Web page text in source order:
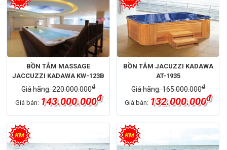
BỒN TẮM MASSAGE
JACCUZZI KADAWA KW-123B
Giá hãng: 220.000.000đ
Giá bán: 143.000.000đ
BỒN TẮM JACUZZI KADAWA
AT-1935
Giá hãng: 165.000.000đ
Giá bán: 132.000.000đ